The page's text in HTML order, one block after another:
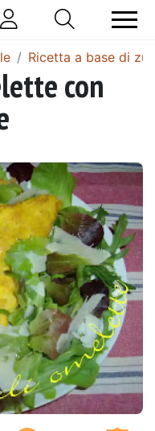
Ricetta a base di
con